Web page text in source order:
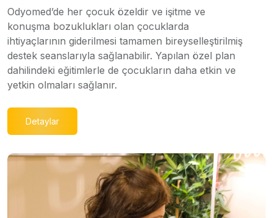
Odyomed’de her çocuk özeldir ve işitme ve
konuşma bozuklukları olan çocuklarda
ihtiyaçlarının giderilmesi tamamen bireyselleştirilmiş
destek seanslarıyla sağlanabilir. Yapılan özel plan
dahilindeki eğitimlerle de çocukların daha etkin ve
yetkin olmaları sağlanır.
Detaylar